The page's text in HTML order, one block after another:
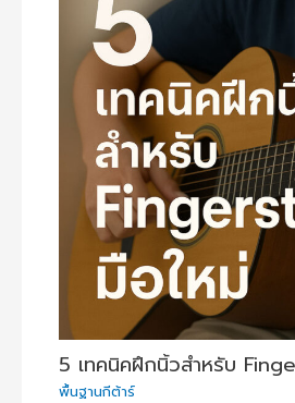
5 เทคนิคฝึกนิ้วสำหรับ
พื้นฐานกีต้าร์